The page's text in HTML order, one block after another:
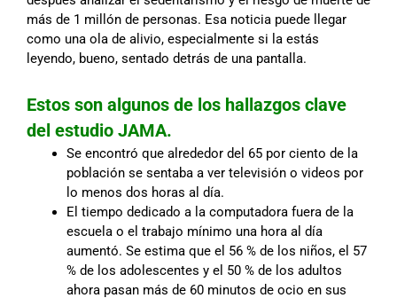
más de 1 millón de personas. Esa noticia puede llegar
como una ola de alivio, especialmente si la estás
leyendo, bueno, sentado detrás de una pantalla.
Estos son algunos de los hallazgos clave
del estudio JAMA.
Se encontró que alrededor del 65 por ciento de la
población se sentaba a ver televisión o videos por
lo menos dos horas al día.
El tiempo dedicado a la computadora fuera de la
escuela o el trabajo mínimo una hora al día
aumentó. Se estima que el 56 % de los niños, el 57
% de los adolescentes y el 50 % de los adultos
ahora pasan más de 60 minutos de ocio en sus